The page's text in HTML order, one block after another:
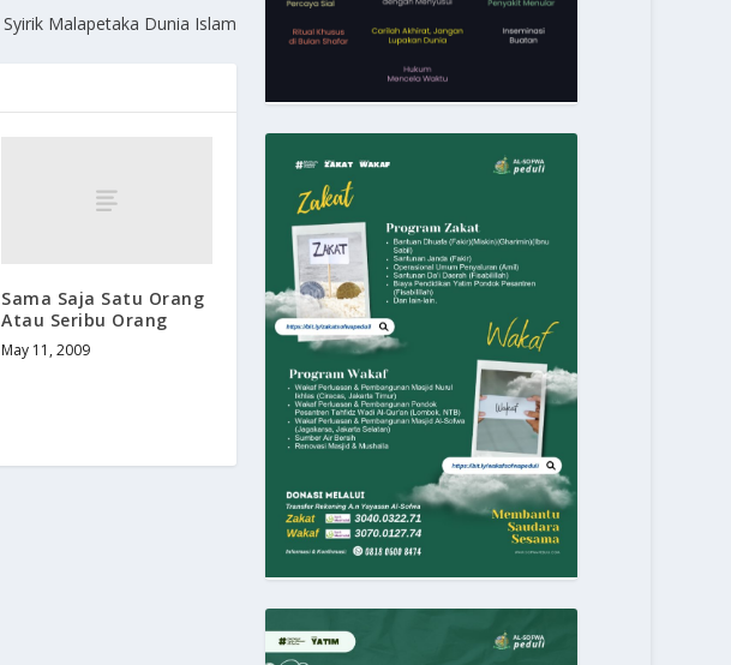
Syirik Malapetaka Dunia Islam
Sama Saja Satu Orang
Atau Seribu Orang
May 11, 2009